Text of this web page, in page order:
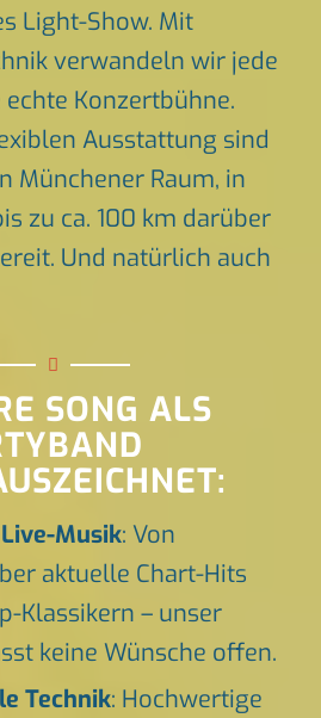
Light-Show. Mit
verwandeln wir jede
Konzertbühne.
Ausstattung sind
Münchener Raum, in
zu ca. 100 km darüber
Und natürlich auch
SONG ALS
Musik: Von
aktuelle Chart-Hits
Klassikern – unser
keine Wünsche offen.
Technik: Hochwertige